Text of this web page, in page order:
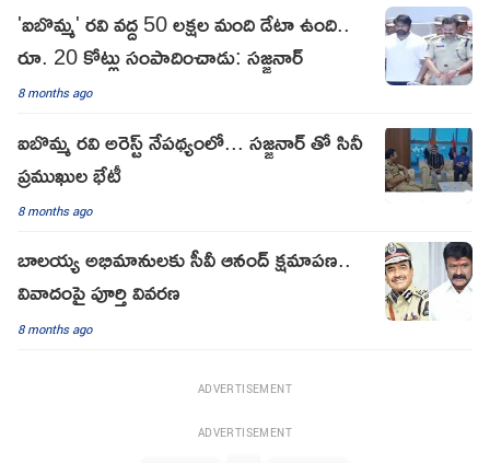
'ఐబొమ్మ' రవి వద్ద 50 లక్షల మంది డేటా ఉంది..
రూ. 20 కోట్లు సంపాదించాడు: సజ్జనార్
8 months ago
ఐబొమ్మ రవి అరెస్ట్ నేపథ్యంలో... సజ్జనార్ తో సినీ
ప్రముఖుల భేటీ
8 months ago
బాలయ్య అభిమానులకు సీవీ ఆనంద్ క్షమాపణ..
వివాదంపై పూర్తి వివరణ
8 months ago
ADVERTISEMENT
ADVERTISEMENT